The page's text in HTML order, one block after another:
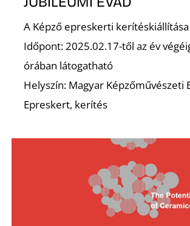
A Képző epreskerti kerítéskiállítása
Időpont: 2025.02.17-től az év
órában látogatható
Helyszín: Magyar Képzőművészeti
Epreskert, kerítés